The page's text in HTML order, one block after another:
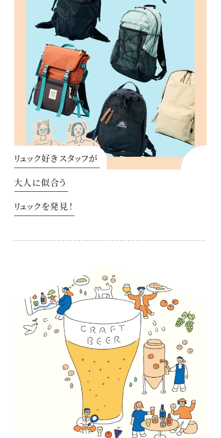
リュック好きスタッフが
大人に似合う
リュックを発見！